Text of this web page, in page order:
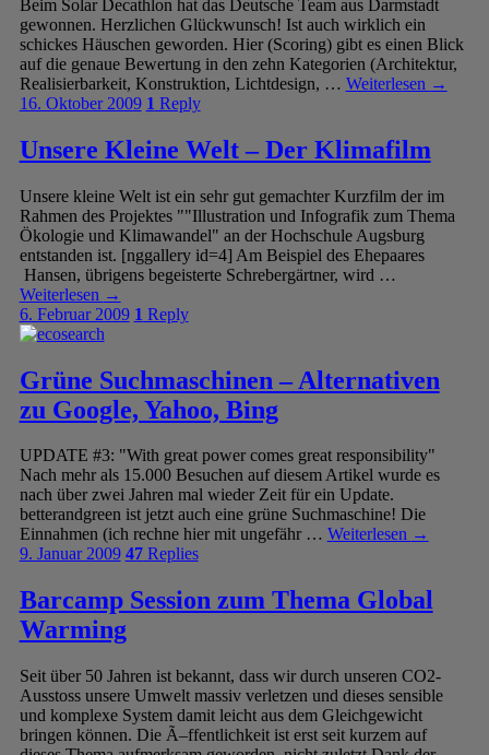
Beim Solar Decathlon hat das Deutsche Team aus Darmstadt
gewonnen. Herzlichen Glückwunsch! Ist auch wirklich ein
schickes Häuschen geworden. Hier (Scoring) gibt es einen Blick
auf die genaue Bewertung in den zehn Kategorien (Architektur,
Realisierbarkeit, Konstruktion, Lichtdesign, … Weiterlesen →
16. Oktober 2009 1 Reply
Unsere Kleine Welt – Der Klimafilm
Unsere kleine Welt ist ein sehr gut gemachter Kurzfilm der im
Rahmen des Projektes ""Illustration und Infografik zum Thema
Ökologie und Klimawandel" an der Hochschule Augsburg
entstanden ist. [nggallery id=4] Am Beispiel des Ehepaares
Hansen, übrigens begeisterte Schrebergärtner, wird …
Weiterlesen →
6. Februar 2009 1 Reply
Grüne Suchmaschinen – Alternativen
zu Google, Yahoo, Bing
UPDATE #3: "With great power comes great responsibility"
Nach mehr als 15.000 Besuchen auf diesem Artikel wurde es
nach über zwei Jahren mal wieder Zeit für ein Update.
betterandgreen ist jetzt auch eine grüne Suchmaschine! Die
Einnahmen (ich rechne hier mit ungefähr … Weiterlesen →
9. Januar 2009 47Replies
Barcamp Session zum Thema Global
Warming
Seit über 50 Jahren ist bekannt, dass wir durch unseren CO2-
Ausstoss unsere Umwelt massiv verletzen und dieses sensible
und komplexe System damit leicht aus dem Gleichgewicht
bringen können. Die Ã–ffentlichkeit ist erst seit kurzem auf